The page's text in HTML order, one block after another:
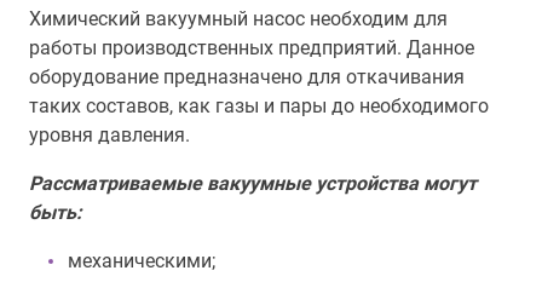
Химический вакуумный насос необходим для
работы производственных предприятий. Данное
оборудование предназначено для откачивания
таких составов, как газы и пары до необходимого
уровня давления.
Рассматриваемые вакуумные устройства могут
быть:
механическими;